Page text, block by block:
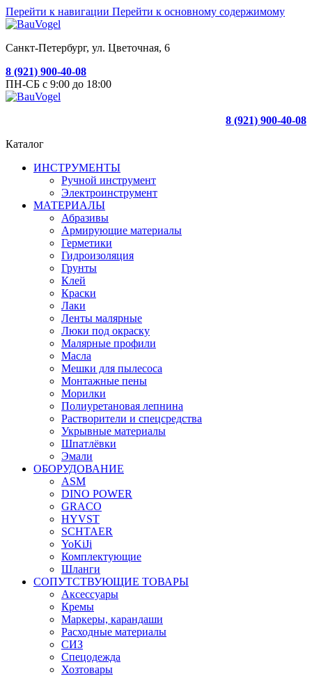
Перейти к навигации Перейти к основному содержимому
Санкт-Петербург, ул. Цветочная, 6
8 (921) 900-40-08
ПН-СБ с 9:00 до 18:00
8 (921) 900-40-08
Каталог
ИНСТРУМЕНТЫ
Ручной инструмент
Электроинструмент
МАТЕРИАЛЫ
Абразивы
Армирующие материалы
Герметики
Гидроизоляция
Грунты
Клей
Краски
Лаки
Ленты малярные
Люки под окраску
Малярные профили
Масла
Мешки для пылесоса
Монтажные пены
Морилки
Полиуретановая лепнина
Растворители и спецсредства
Укрывные материалы
Шпатлёвки
Эмали
ОБОРУДОВАНИЕ
ASM
DINO POWER
GRACO
HYVST
SCHTAER
YoKiJi
Комплектующие
Шланги
СОПУТСТВУЮЩИЕ ТОВАРЫ
Аксессуары
Кремы
Маркеры, карандаши
Расходные материалы
СИЗ
Спецодежда
Хозтовары